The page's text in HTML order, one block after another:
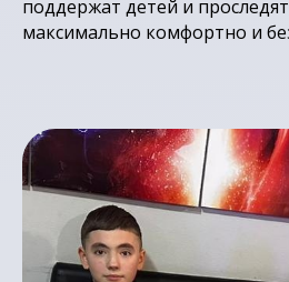
поддержат детей и
максимально комфортно и